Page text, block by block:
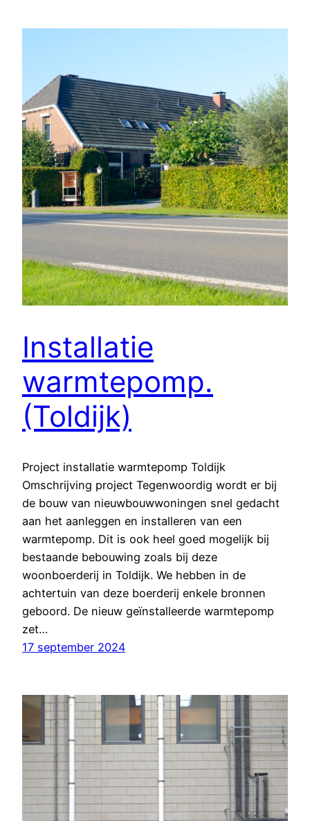
Installatie
warmtepomp.
(Toldijk)
Project installatie warmtepomp Toldijk
Omschrijving project Tegenwoordig wordt er bij
de bouw van nieuwbouwwoningen snel gedacht
aan het aanleggen en installeren van een
warmtepomp. Dit is ook heel goed mogelijk bij
bestaande bebouwing zoals bij deze
woonboerderij in Toldijk. We hebben in de
achtertuin van deze boerderij enkele bronnen
geboord. De nieuw geïnstalleerde warmtepomp
zet…
17 september 2024